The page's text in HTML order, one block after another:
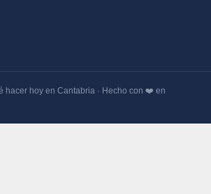
hacer hoy en Cantabria · Hecho con ❤️ en